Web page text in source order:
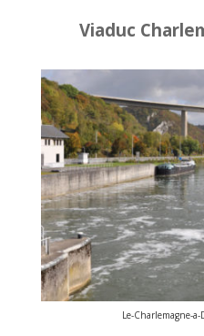
Viaduc
Le-Charlemagne-